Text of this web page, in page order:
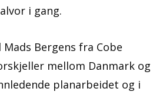
i gang.
Bergens fra Cobe
mellom Danmark og
planarbeidet og i